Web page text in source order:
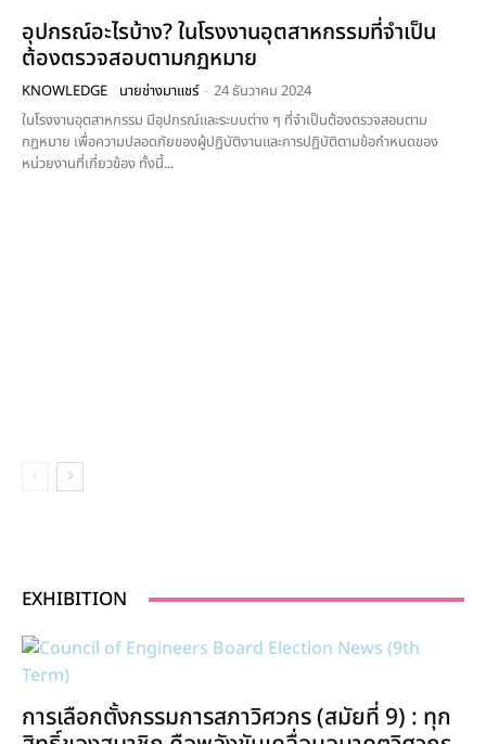
อุปกรณ์อะไรบ้าง? ในโรงงานอุตสาหกรรมที่จำเป็น
ต้องตรวจสอบตามกฏหมาย
KNOWLEDGE นายช่างมาแชร์ - 24 ธันวาคม 2024
ในโรงงานอุตสาหกรรม มีอุปกรณ์และระบบต่าง ๆ ที่จำเป็นต้องตรวจสอบตาม
กฎหมาย เพื่อความปลอดภัยของผู้ปฏิบัติงานและการปฏิบัติตามข้อกำหนดของ
หน่วยงานที่เกี่ยวข้อง ทั้งนี้...
EXHIBITION
การเลือกตั้งกรรมการสภาวิศวกร (สมัยที่ 9) : ทุก